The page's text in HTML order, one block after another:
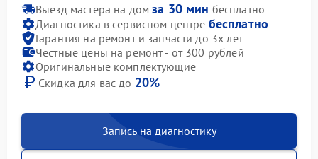
Выезд мастера на домза 30 мин бесплатно
Диагностика в сервисном центре бесплатно
Гарантия на ремонт и запчасти до 3х лет
Честные цены на ремонт - от 300 рублей
Оригинальные комплектующие
Скидка для вас до 20%
Запись на диагностику